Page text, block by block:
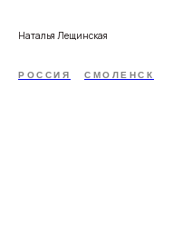
Наталья Лещинская
РОССИЯ СМОЛЕНСК